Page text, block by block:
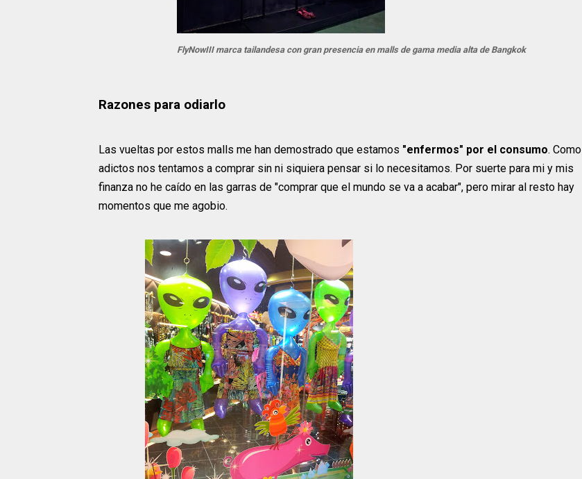
FlyNowIII marca tailandesa con gran presencia en malls de gama media alta de Bangkok
Razones para odiarlo
Las vueltas por estos malls me han demostrado que estamos "enfermos" por el consumo. Como
adictos nos tentamos a comprar sin ni siquiera pensar si lo necesitamos. Por suerte para mi y mis
finanza no he caído en las garras de "comprar que el mundo se va a acabar", pero mirar al resto hay
momentos que me agobio.